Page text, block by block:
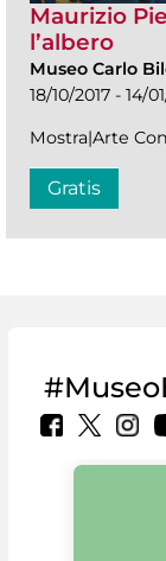
Maurizio
l’albero
Museo Carlo
18/10/2017 - 14/
Mostra|Arte
Gratis